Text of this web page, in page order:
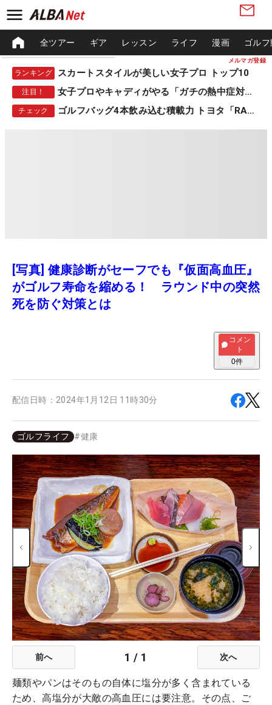
メルマガ登録
全ツアー ギア レッスン ライフ 漫画 ゴル
ランキング スカートスタイルが美しい女子プロ トップ10
注目！ 女子プロやキャディがやる「ガチの熱中症対策」
チェック ゴルフバッグ4本飲み込む積載力 トヨタ「RAV4」
[写真] 健康診断がセーフでも『仮面高血圧』
がゴルフ寿命を縮める！ ラウンド中の突然
死を防ぐ対策とは
コメン
ト
0件
配信日時： 2024年1月12日 11時30分
ゴルフライフ #健康
前へ 1 / 1 次へ
麺類やパンはそのもの自体に塩分が多く含まれている
ため、高塩分が大敵の高血圧には要注意。その点、ご